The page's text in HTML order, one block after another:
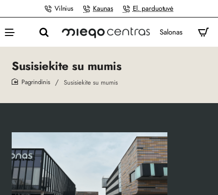
Vilnius Kaunas El. parduotuvė
Salonas
Susisiekite su mumis
Susisiekite su mumis